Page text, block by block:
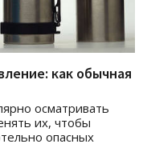
как обычная
осматривать
их, чтобы
опасных